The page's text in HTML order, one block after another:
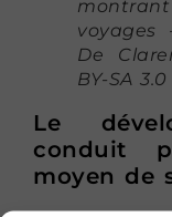
voyages
De
BY-SA 3.0
Le
conduit
moyen de